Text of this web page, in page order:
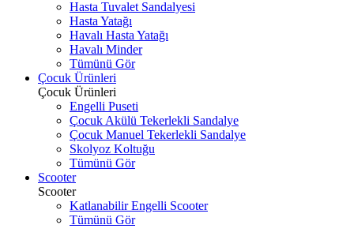
Hasta Tuvalet Sandalyesi
Hasta Yatağı
Havalı Hasta Yatağı
Havalı Minder
Tümünü Gör
Çocuk Ürünleri
Çocuk Ürünleri
Engelli Puseti
Çocuk Akülü Tekerlekli Sandalye
Çocuk Manuel Tekerlekli Sandalye
Skolyoz Koltuğu
Tümünü Gör
Scooter
Scooter
Katlanabilir Engelli Scooter
Tümünü Gör